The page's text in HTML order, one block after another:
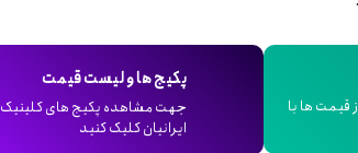
قیمت ها با
پکیج ها و لیست قیمت
جهت مشاهده پکیج های کلینیک
ایرانیان کلیک کنید